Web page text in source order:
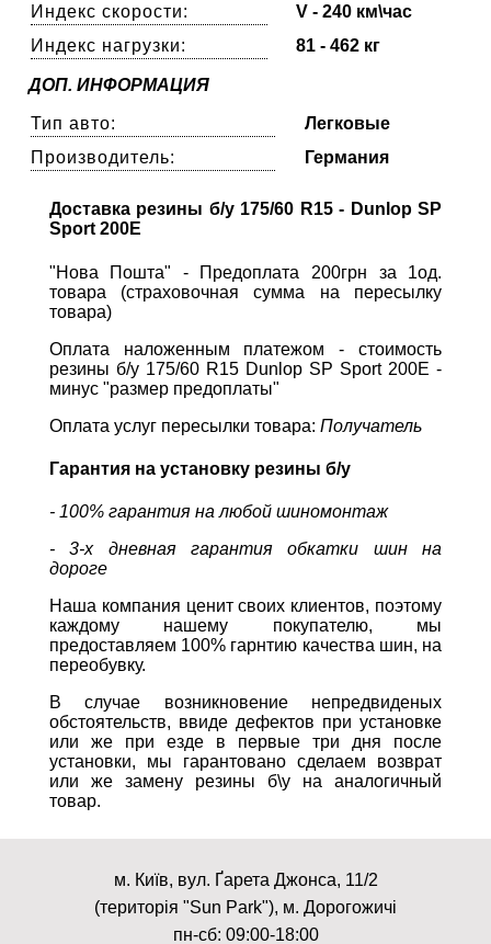
Индекс скорости:
V - 240 км\час
Индекс нагрузки:
81 - 462 кг
ДОП. ИНФОРМАЦИЯ
Тип авто:
Легковые
Производитель:
Германия
Доставка резины б/у 175/60 R15 - Dunlop SP
Sport 200E
"Нова Пошта" - Предоплата 200грн за 1од.
товара (страховочная сумма на пересылку
товара)
Оплата наложенным платежом - стоимость
резины б/у 175/60 R15 Dunlop SP Sport 200E -
минус "размер предоплаты"
Оплата услуг пересылки товара: Получатель
Гарантия на установку резины б/у
- 100% гарантия на любой шиномонтаж
- 3-х дневная гарантия обкатки шин на
дороге
Наша компания ценит своих клиентов, поэтому
каждому нашему покупателю, мы
предоставляем 100% гарнтию качества шин, на
переобувку.
В случае возникновение непредвиденых
обстоятельств, ввиде дефектов при установке
или же при езде в первые три дня после
установки, мы гарантовано сделаем возврат
или же замену резины б\у на аналогичный
товар.
м. Київ, вул. Ґарета Джонса, 11/2
(територія "Sun Park"), м. Дорогожичі
пн-сб: 09:00-18:00